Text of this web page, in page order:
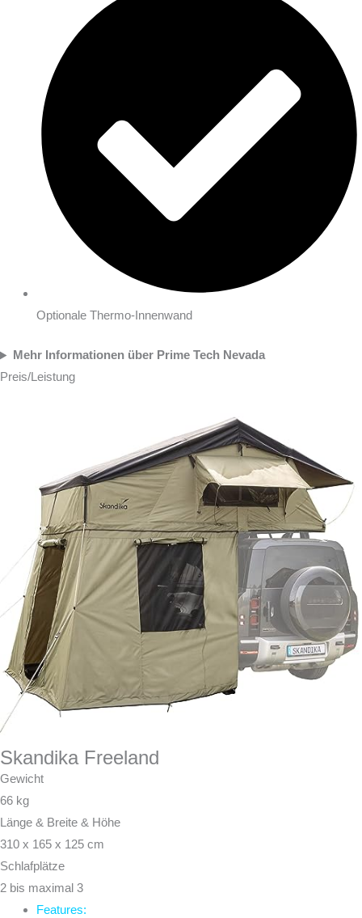
Optionale Thermo-Innenwand
Mehr Informationen über Prime Tech Nevada
Preis/Leistung
Skandika Freeland
Gewicht
66 kg
Länge & Breite & Höhe
‎310 x 165 x 125 cm
Schlafplätze
2 bis maximal 3
Features: